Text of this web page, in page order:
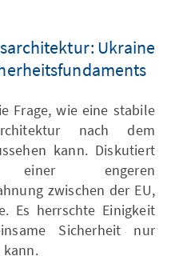
Ukraine
Frage, wie eine stabile
nach dem
kann. Diskutiert
engeren
zwischen der EU,
Es herrschte Einigkeit
Sicherheit nur
kann.